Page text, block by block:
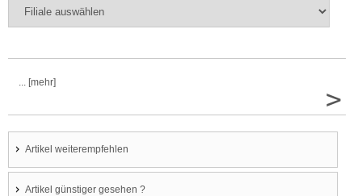
... [mehr]
>
Artikel weiterempfehlen
Artikel günstiger gesehen ?